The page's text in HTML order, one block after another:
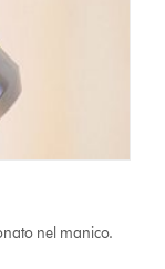
nel manico.